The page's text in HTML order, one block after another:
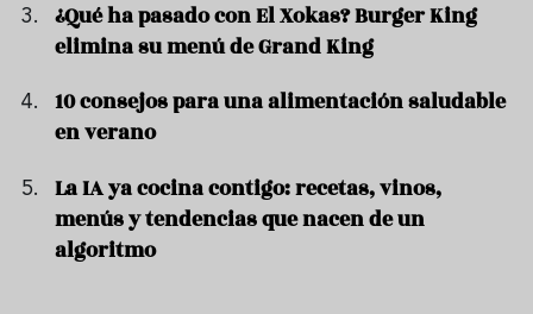
¿Qué ha pasado con El Xokas? Burger King
elimina su menú de Grand King
10 consejos para una alimentación saludable
en verano
La IA ya cocina contigo: recetas, vinos,
menús y tendencias que nacen de un
algoritmo